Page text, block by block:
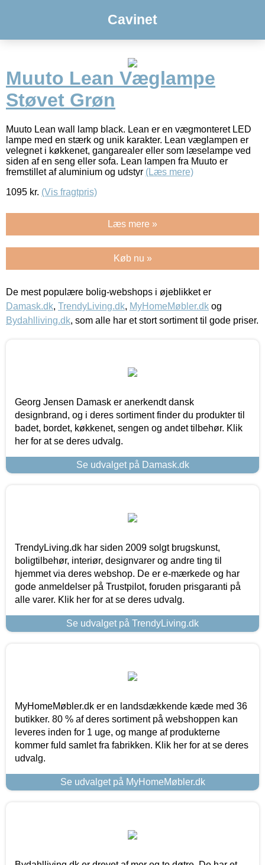
Cavinet
Muuto Lean Væglampe
Støvet Grøn
Muuto Lean wall lamp black. Lean er en vægmonteret LED
lampe med en stærk og unik karakter. Lean væglampen er
velegnet i køkkenet, gangarealer eller som læselampe ved
siden af en seng eller sofa. Lean lampen fra Muuto er
fremstillet af aluminium og udstyr (Læs mere)
1095 kr. (Vis fragtpris)
Læs mere »
Køb nu »
De mest populære bolig-webshops i øjeblikket er
Damask.dk, TrendyLiving.dk, MyHomeMøbler.dk og
Bydahlliving.dk, som alle har et stort sortiment til gode priser.
Georg Jensen Damask er anerkendt dansk
designbrand, og i deres sortiment finder du produkter til
badet, bordet, køkkenet, sengen og andet tilbehør. Klik
her for at se deres udvalg.
Se udvalget på Damask.dk
TrendyLiving.dk har siden 2009 solgt brugskunst,
boligtilbehør, interiør, designvarer og andre ting til
hjemmet via deres webshop. De er e-mærkede og har
gode anmeldelser på Trustpilot, foruden prisgaranti på
alle varer. Klik her for at se deres udvalg.
Se udvalget på TrendyLiving.dk
MyHomeMøbler.dk er en landsdækkende kæde med 36
butikker. 80 % af deres sortiment på webshoppen kan
leveres inden for 1 uge, og mange af produkterne
kommer fuld samlet fra fabrikken. Klik her for at se deres
udvalg.
Se udvalget på MyHomeMøbler.dk